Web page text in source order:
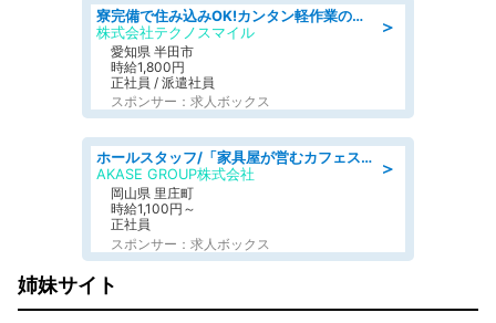
＞
寮完備で住み込みOK!カンタン軽作業のお仕事 denso aichi
株式会社テクノスマイル
愛知県 半田市
時給1,800円
正社員 / 派遣社員
スポンサー：求人ボックス
＞
ホールスタッフ/「家具屋が営むカフェスタッフ!」週2日～OK!嬉しいまかない付き/岡山県/浅口郡里庄町
AKASE GROUP株式会社
岡山県 里庄町
時給1,100円～
正社員
スポンサー：求人ボックス
姉妹サイト